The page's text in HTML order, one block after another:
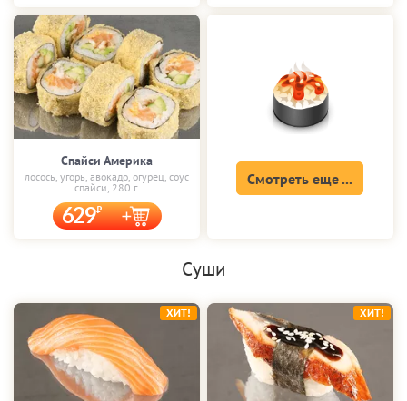
Спайси Америка
лосось, угорь, авокадо, огурец, соус
спайси, 280 г.
629
Смотреть еще ...
Суши
ХИТ! ХИТ!